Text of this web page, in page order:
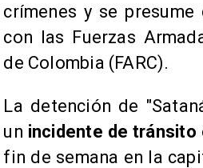
crímenes y se
con las Fuerzas
de Colombia (FARC).
La detención de
un incidente de tránsito
fin de semana en la